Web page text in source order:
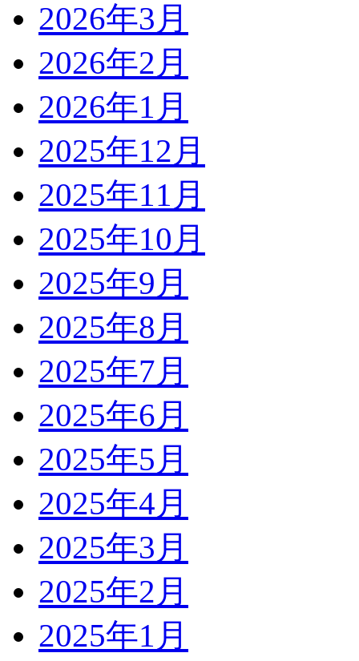
2026年3月
2026年2月
2026年1月
2025年12月
2025年11月
2025年10月
2025年9月
2025年8月
2025年7月
2025年6月
2025年5月
2025年4月
2025年3月
2025年2月
2025年1月